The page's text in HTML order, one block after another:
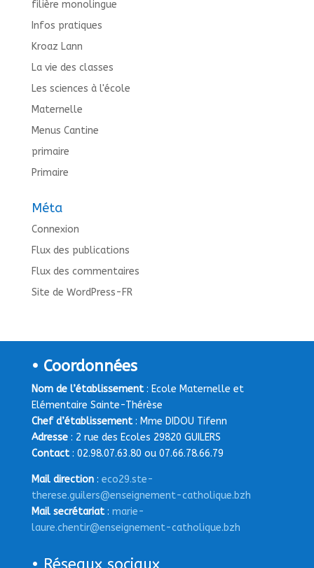
filière monolingue
Infos pratiques
Kroaz Lann
La vie des classes
Les sciences à l'école
Maternelle
Menus Cantine
primaire
Primaire
Méta
Connexion
Flux des publications
Flux des commentaires
Site de WordPress-FR
• Coordonnées
Nom de l’établissement: Ecole Maternelle et
Elémentaire Sainte-Thérèse
Chef d’établissement: Mme DIDOU Tifenn
Adresse: 2 rue des Ecoles 29820 GUILERS
Contact: 02.98.07.63.80 ou 07.66.78.66.79
Mail direction: eco29.ste-
therese.guilers@enseignement-catholique.bzh
Mail secrétariat: marie-
laure.chentir@enseignement-catholique.bzh